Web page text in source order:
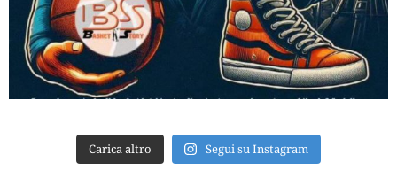
Carica altro Segui su Instagram